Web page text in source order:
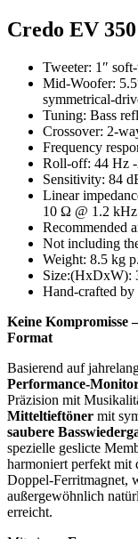
Credo EV
Tweeter: 1″
Mid-Woofer:
symmetrical-
Tuning: Bass
Crossover: 2-
Frequency
Roll-off: 44 Hz
Sensitivity: 84
Linear
10 Ω @ 1.2 kHz
Recommended
Not including
Weight: 8.5 kg
Size:(HxDxW):
Hand-crafted
Keine Kompromisse
Format
Basierend auf
Performance-
Präzision mit
Mitteltieftöner mit
saubere
spezielle geslicte
harmoniert perfekt mit
Doppel-Ferritmagnet,
außergewöhnlich
erreicht.